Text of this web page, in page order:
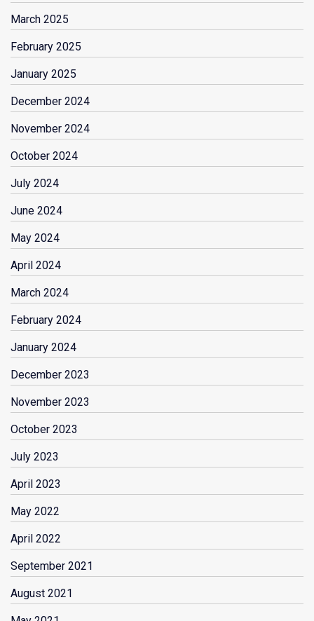
March 2025
February 2025
January 2025
December 2024
November 2024
October 2024
July 2024
June 2024
May 2024
April 2024
March 2024
February 2024
January 2024
December 2023
November 2023
October 2023
July 2023
April 2023
May 2022
April 2022
September 2021
August 2021